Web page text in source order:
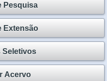
Pesquisa
Extensão
Seletivos
Acervo